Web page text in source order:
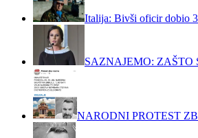
Italija: Bivši oficir dobio
SAZNAJEMO: ZAŠTO
NARODNI PROTEST